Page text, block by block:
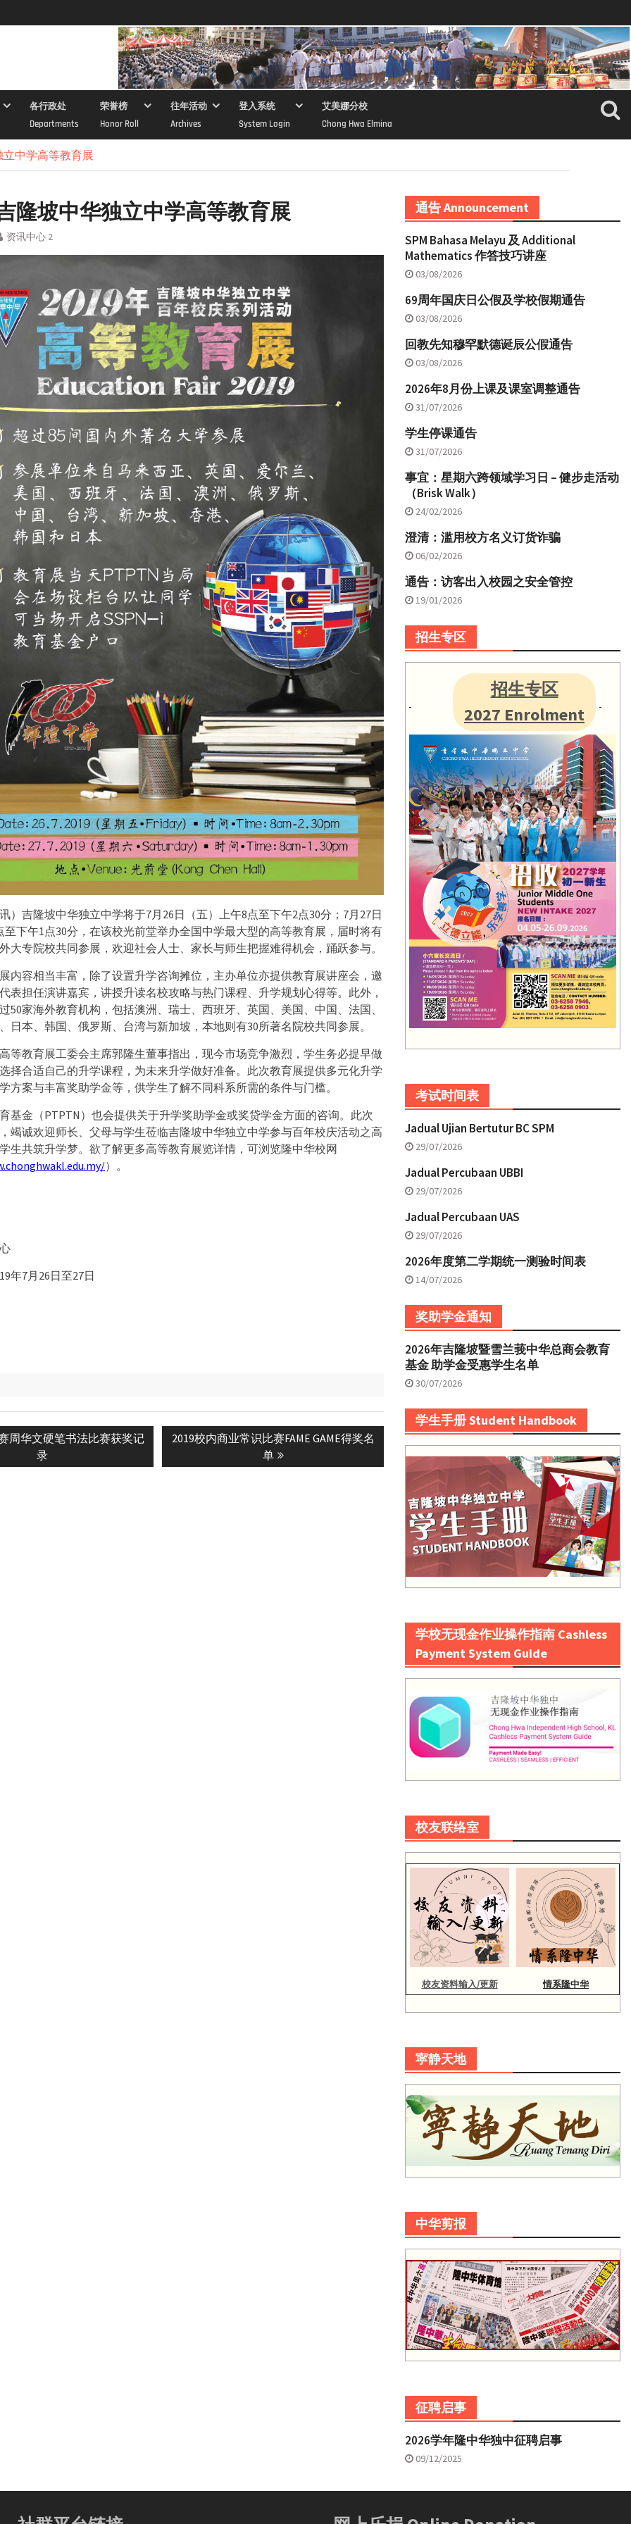
各行政处
Departments
荣誉榜
Honor Roll
往年活动
Archives
登入系统
System Login
艾美娜分校
Chong Hwa Elmina
中学高等教育展
隆坡中华独立中学高等教育展
资讯中心 2
）吉隆坡中华独立中学将于7月26日（五）上午8点至下午2点30分；7月27日
至下午1点30分，在该校光前堂举办全国中学最大型的高等教育展，届时将有
大专院校共同参展，欢迎社会人士、家长与师生把握难得机会，踊跃参与。
内容相当丰富，除了设置升学咨询摊位，主办单位亦提供教育展讲座会，邀
表担任演讲嘉宾，讲授升读名校攻略与热门课程、升学规划心得等。此外，
50家海外教育机构，包括澳洲、瑞士、西班牙、英国、美国、中国、法国、
日本、韩国、俄罗斯、台湾与新加坡，本地则有30所著名院校共同参展。
等教育展工委会主席郭隆生董事指出，现今市场竞争激烈，学生务必提早做
择合适自己的升学课程，为未来升学做好准备。此次教育展提供多元化升学
方案与丰富奖助学金等，供学生了解不同科系所需的条件与门槛。
基金（PTPTN）也会提供关于升学奖助学金或奖贷学金方面的咨询。此次
竭诚欢迎师长、父母与学生莅临吉隆坡中华独立中学参与百年校庆活动之高
生共筑升学梦。欲了解更多高等教育展览详情，可浏览隆中华校网
）。
年7月26日至27日
周华文硬笔书法比赛获奖记
录
Next
2019校内商业常识比赛FAME GAME得奖名
单
通告 Announcement
SPM Bahasa Melayu 及 Additional
Mathematics 作答技巧讲座
03/08/2026
69周年国庆日公假及学校假期通告
03/08/2026
回教先知穆罕默德诞辰公假通告
03/08/2026
2026年8月份上课及课室调整通告
31/07/2026
学生停课通告
31/07/2026
事宜：星期六跨领域学习日 – 健步走活动
（Brisk Walk）
24/02/2026
澄清：滥用校方名义订货诈骗
06/02/2026
通告：访客出入校园之安全管控
19/01/2026
招生专区
招生专区
2027 Enrolment
考试时间表
Jadual Ujian Bertutur BC SPM
29/07/2026
Jadual Percubaan UBBI
29/07/2026
Jadual Percubaan UAS
29/07/2026
2026年度第二学期统一测验时间表
14/07/2026
奖助学金通知
2026年吉隆坡暨雪兰莪中华总商会教育
基金 助学金受惠学生名单
30/07/2026
学生手册 Student Handbook
学校无现金作业操作指南 Cashless
Payment System Guide
校友联络室
校友资料输入/更新 情系隆中华
寜静天地
中华剪报
征聘启事
2026学年隆中华独中征聘启事
09/12/2025